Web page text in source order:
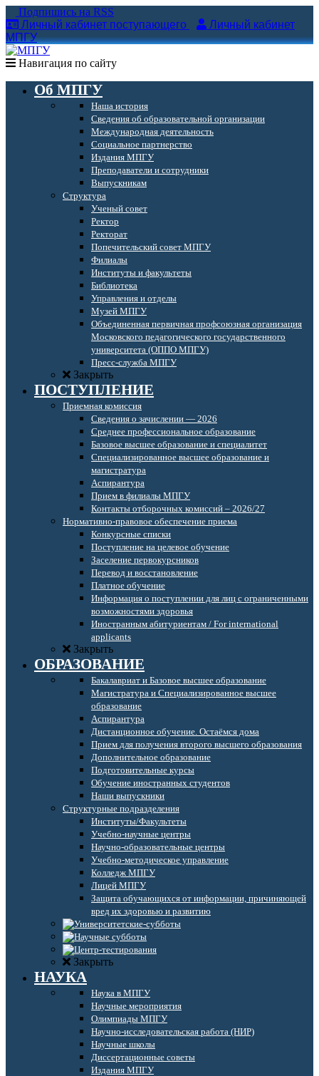
Подпишись на RSS
Личный кабинет поступающего
Личный кабинет
МПГУ
Навигация по сайту
Об МПГУ
Наша история
Сведения об образовательной организации
Международная деятельность
Социальное партнерство
Издания МПГУ
Преподаватели и сотрудники
Выпускникам
Структура
Ученый совет
Ректор
Ректорат
Попечительский совет МПГУ
Филиалы
Институты и факультеты
Библиотека
Управления и отделы
Музей МПГУ
Объединенная первичная профсоюзная организация
Московского педагогического государственного
университета (ОППО МПГУ)
Пресс-служба МПГУ
Закрыть
ПОСТУПЛЕНИЕ
Приемная комиссия
Сведения о зачислении — 2026
Среднее профессиональное образование
Базовое высшее образование и специалитет
Специализированное высшее образование и
магистратура
Аспирантура
Прием в филиалы МПГУ
Контакты отборочных комиссий – 2026/27
Нормативно-правовое обеспечение приема
Конкурсные списки
Поступление на целевое обучение
Заселение первокурсников
Перевод и восстановление
Платное обучение
Информация о поступлении для лиц с ограниченными
возможностями здоровья
Иностранным абитуриентам / For international
applicants
Закрыть
ОБРАЗОВАНИЕ
Бакалавриат и Базовое высшее образование
Магистратура и Специализированное высшее
образование
Аспирантура
Дистанционное обучение. Остаёмся дома
Прием для получения второго высшего образования
Дополнительное образование
Подготовительные курсы
Обучение иностранных студентов
Наши выпускники
Структурные подразделения
Институты/Факультеты
Учебно-научные центры
Научно-образовательные центры
Учебно-методическое управление
Колледж МПГУ
Лицей МПГУ
Защита обучающихся от информации, причиняющей
вред их здоровью и развитию
Закрыть
НАУКА
Наука в МПГУ
Научные мероприятия
Олимпиады МПГУ
Научно-исследовательская работа (НИР)
Научные школы
Диссертационные советы
Издания МПГУ